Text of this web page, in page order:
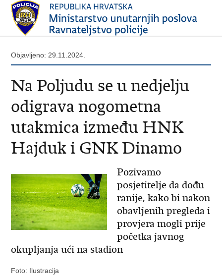
Objavljeno: 29.11.2024.
Na Poljudu se u nedjelju
odigrava nogometna
utakmica između HNK
Hajduk i GNK Dinamo
Pozivamo
posjetitelje da dođu
ranije, kako bi nakon
obavljenih pregleda i
provjera mogli prije
početka javnog
okupljanja ući na stadion
Foto: Ilustracija